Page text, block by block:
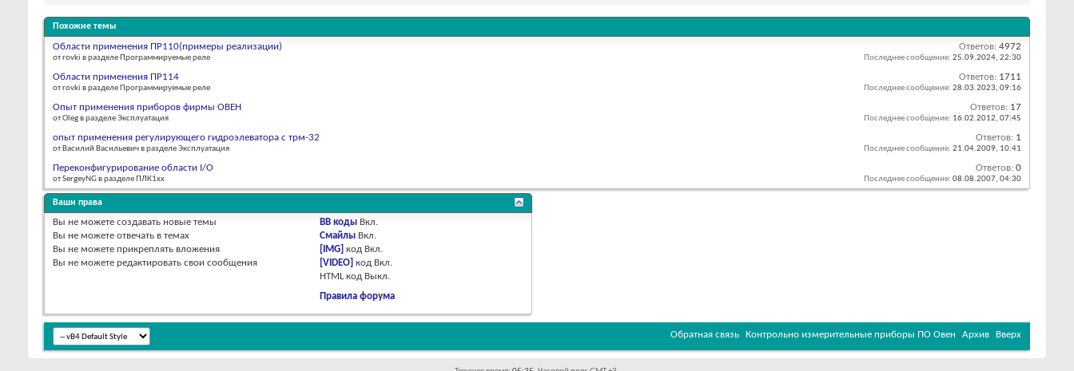
Похожие темы
Области применения ПР110(примеры реализации)
от rovki в разделе Программируемые реле
Ответов: 4972
Последнее сообщение: 25.09.2024, 22:30
Области применения ПР114
от rovki в разделе Программируемые реле
Ответов: 1711
Последнее сообщение: 28.03.2023, 09:16
Опыт применения приборов фирмы ОВЕН
от Oleg в разделе Эксплуатация
Ответов: 17
Последнее сообщение: 16.02.2012, 07:45
опыт применения регулирующего гидроэлеватора с трм-32
от Василий Васильевич в разделе Эксплуатация
Ответов: 1
Последнее сообщение: 21.04.2009, 10:41
Переконфигурирование области I/O
от SergeyNG в разделе ПЛК1хх
Ответов: 0
Последнее сообщение: 08.08.2007, 04:30
Ваши права
Вы не можете создавать новые темы
Вы не можете отвечать в темах
Вы не можете прикреплять вложения
Вы не можете редактировать свои сообщения
BB коды Вкл.
Смайлы Вкл.
[IMG] код Вкл.
[VIDEO] код Вкл.
HTML код Выкл.
Правила форума
Обратная связь Контрольно измерительные приборы ПО Овен Архив Вверх